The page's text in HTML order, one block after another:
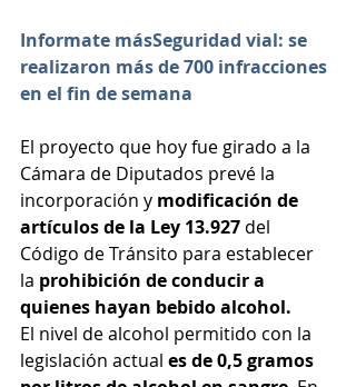
Informate másSeguridad vial: se
realizaron más de 700 infracciones
en el fin de semana
El proyecto que hoy fue girado a la
Cámara de Diputados prevé la
incorporación y modificación de
artículos de la Ley 13.927 del
Código de Tránsito para establecer
la prohibición de conducir a
quienes hayan bebido alcohol.
El nivel de alcohol permitido con la
legislación actual es de 0,5 gramos